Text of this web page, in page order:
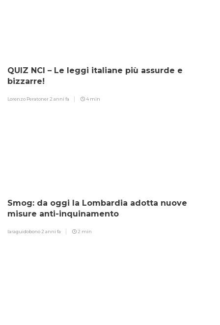
QUIZ NCI – Le leggi italiane più assurde e
bizzarre!
Lorenzo Peratoner 2 anni fa 4 min
Smog: da oggi la Lombardia adotta nuove
misure anti-inquinamento
laraguidobono 2 anni fa 2 min